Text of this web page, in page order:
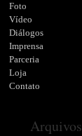
Foto
Vídeo
Diálogos
Imprensa
Parceria
Loja
Contato
Arquivos